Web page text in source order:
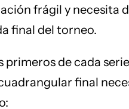
frágil y necesita
final del torneo.
primeros de cada
final